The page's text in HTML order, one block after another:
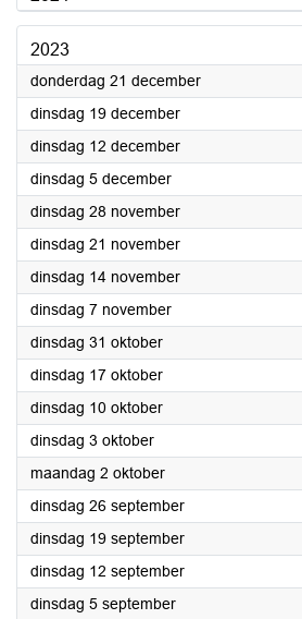
2023
donderdag 21 december2023
dinsdag 19 december2023
dinsdag 12 december2023
dinsdag 5 december2023
dinsdag 28 november2023
dinsdag 21 november2023
dinsdag 14 november2023
dinsdag 7 november2023
dinsdag 31 oktober2023
dinsdag 17 oktober2023
dinsdag 10 oktober2023
dinsdag 3 oktober2023
maandag 2 oktober2023
dinsdag 26 september2023
dinsdag 19 september2023
dinsdag 12 september2023
dinsdag 5 september2023